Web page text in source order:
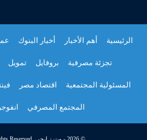
الرئيسية أهم الأخبار أخبار البنوك
تجزئة مصرفية بروفايل تمويل
المسئولية المجتمعية اقتصاد مصر
المجتمع المصرفي